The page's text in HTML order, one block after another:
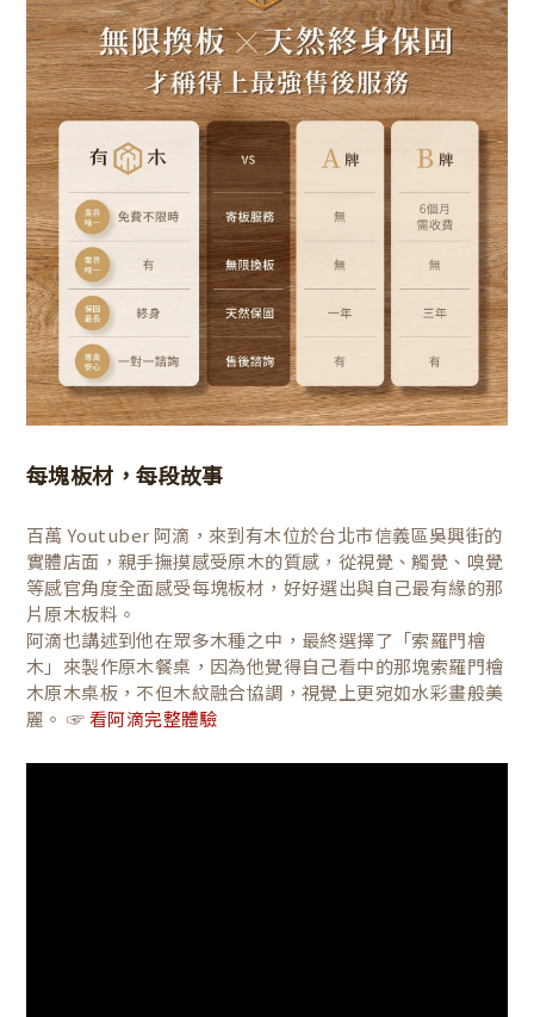
每塊板材，每段故事
百萬 Youtuber 阿滴，來到有木位於台北市信義區吳興街的
實體店面，親手撫摸感受原木的質感，從視覺、觸覺、嗅覺
等感官角度全面感受每塊板材，好好選出與自己最有緣的那
片原木板料。
阿滴也講述到他在眾多木種之中，最終選擇了「索羅門檜
木」來製作原木餐桌，因為他覺得自己看中的那塊索羅門檜
木原木桌板，不但木紋融合協調，視覺上更宛如水彩畫般美
麗。 ☞ 看阿滴完整體驗